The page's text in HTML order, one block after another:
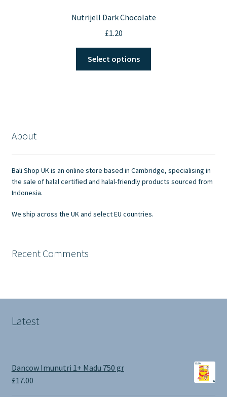
Nutrijell Dark Chocolate
£1.20
Select options
chosen
on
page
About
Bali Shop UK is an online store based in Cambridge, specialising in
the sale of halal certified and halal-friendly products sourced from
Indonesia.
We ship across the UK and select EU countries.
Recent Comments
Latest
Dancow Imunutri 1+ Madu 750 gr
£17.00